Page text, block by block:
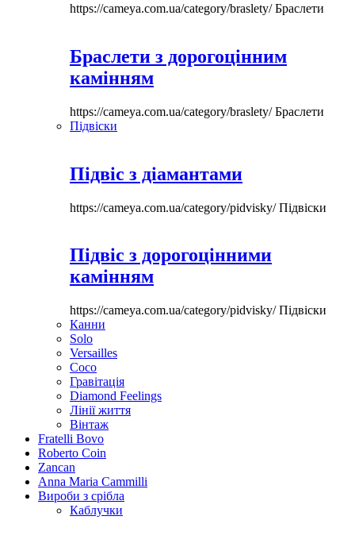
https://cameya.com.ua/category/braslety/Браслети
Браслети з дорогоцінним
камінням
https://cameya.com.ua/category/braslety/Браслети
Підвіски
Підвіс з діамантами
https://cameya.com.ua/category/pidvisky/Підвіски
Підвіс з дорогоцінними
камінням
https://cameya.com.ua/category/pidvisky/Підвіски
Канни
Solo
Versailles
Coco
Гравітація
Diamond Feelings
Лінії життя
Вінтаж
Fratelli Bovo
Roberto Coin
Zancan
Anna Maria Cammilli
Вироби з срібла
Каблучки